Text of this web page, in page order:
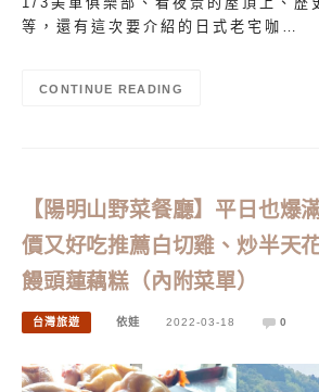
等，還有這次要介紹的日式老宅咖…
CONTINUE READING
【陽明山野菜餐廳】平日也爆
價又好吃推薦白切雞、炒半天
饅頭蓮藕糕（內附菜單）
台灣旅遊 依娃 2022-03-18 0